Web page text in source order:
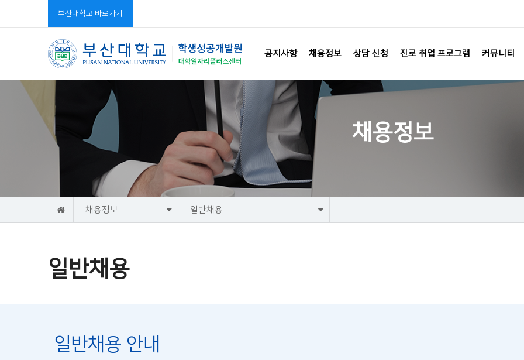
부산대학교 바로가기
공지사항 채용정보 상담 신청 진로 취업 프로그램 커뮤니티
채용정보
홈 채용정보 일반채용
일반채용
일반채용 안내